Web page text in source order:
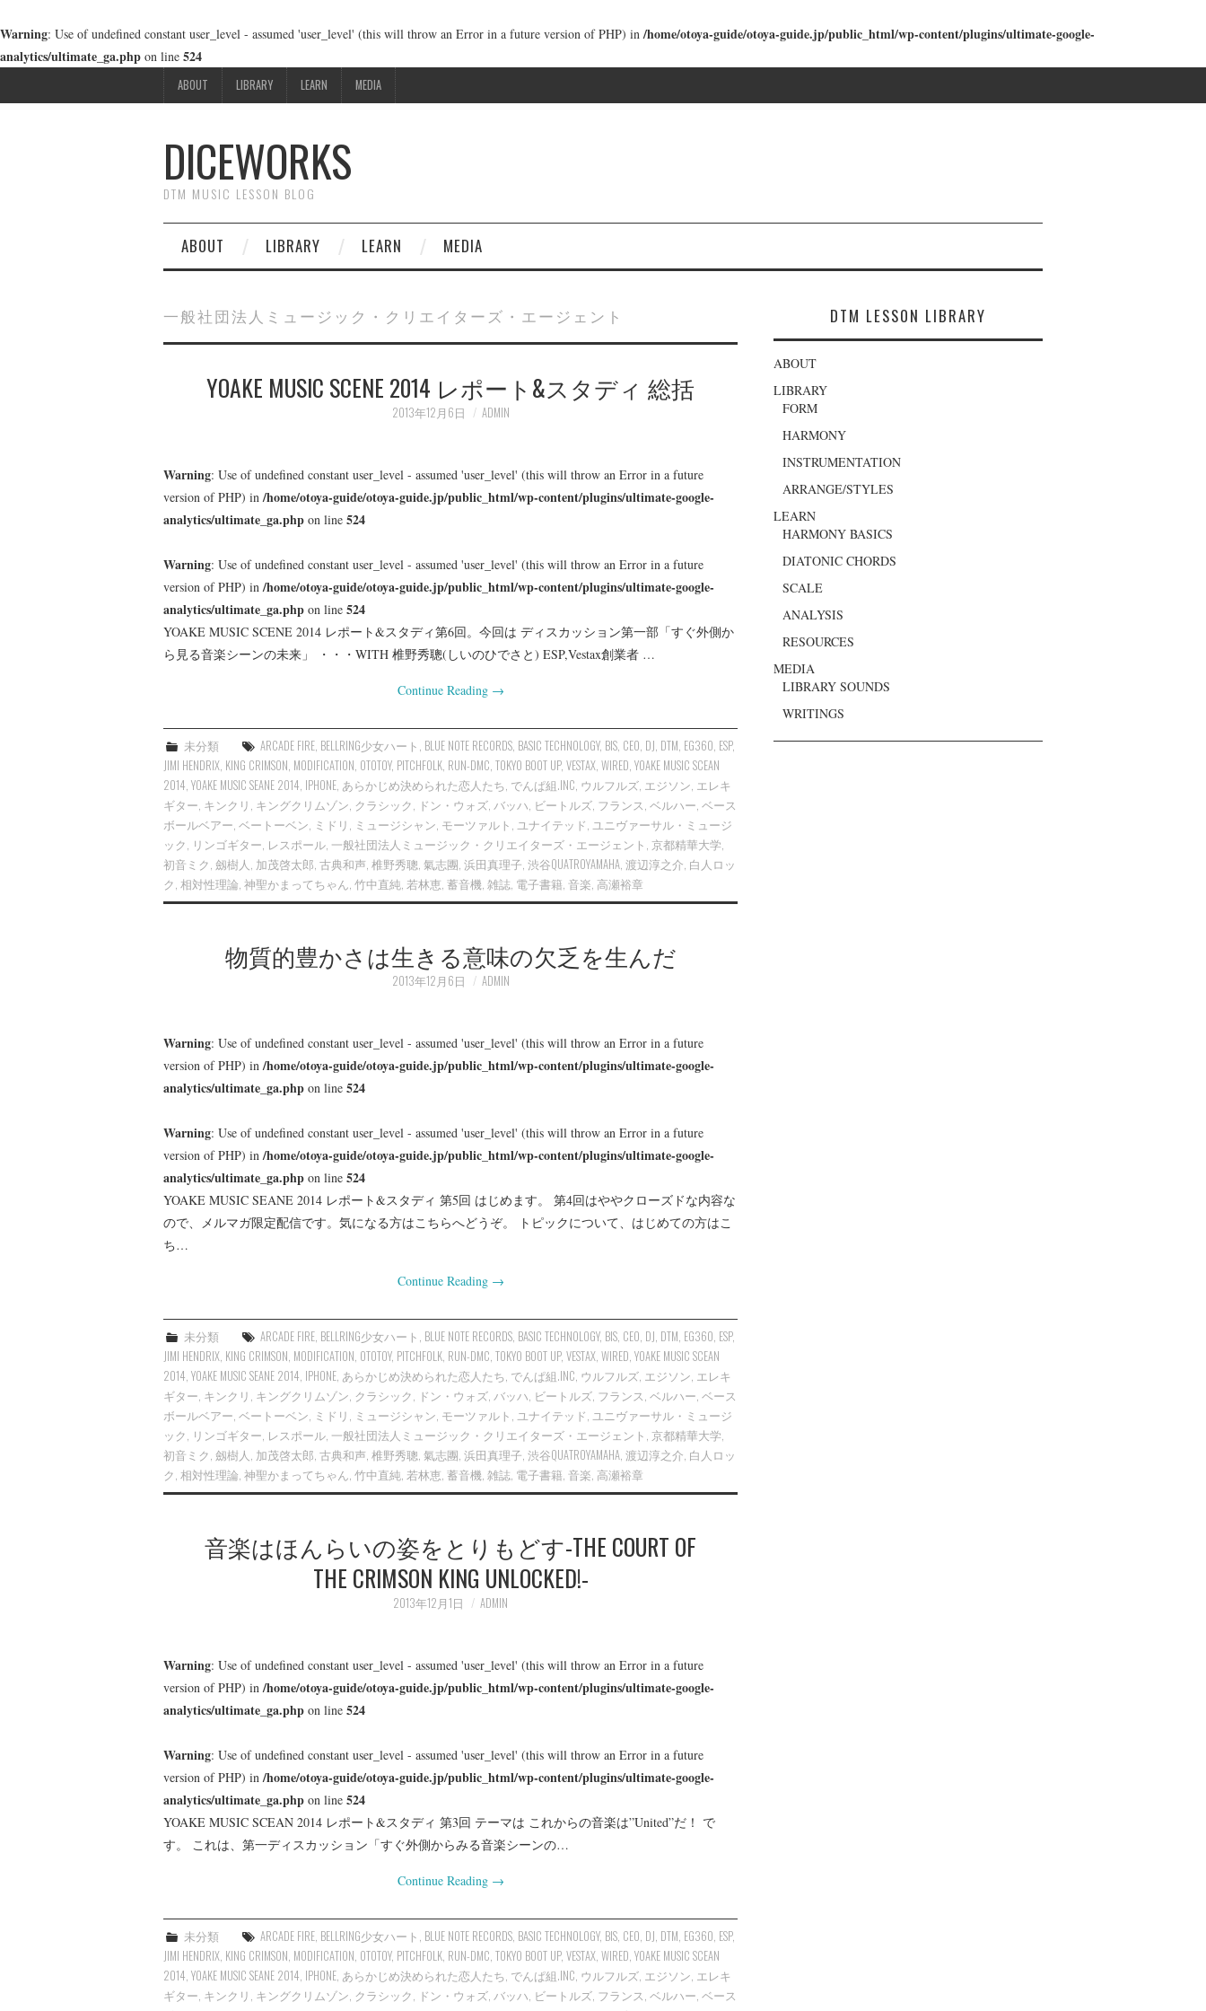
Warning: Use of undefined constant user_level - assumed 'user_level' (this will throw an Error in a future version of PHP) in/home/otoya-guide/otoya-guide.jp/public_html/wp-content/plugins/ultimate-google-
analytics/ultimate_ga.php on line 524
ABOUT LIBRARY LEARN MEDIA
DICEWORKS
DTM MUSIC LESSON BLOG
ABOUT LIBRARY LEARN MEDIA
一般社団法人ミュージック・クリエイターズ・エージェント
YOAKE MUSIC SCENE 2014 レポート&スタディ 総括
2013年12月6日 ADMIN
Warning: Use of undefined constant user_level - assumed 'user_level' (this will throw an Error in a future
version of PHP) in/home/otoya-guide/otoya-guide.jp/public_html/wp-content/plugins/ultimate-google-
analytics/ultimate_ga.php on line 524
Warning: Use of undefined constant user_level - assumed 'user_level' (this will throw an Error in a future
version of PHP) in/home/otoya-guide/otoya-guide.jp/public_html/wp-content/plugins/ultimate-google-
analytics/ultimate_ga.php on line 524
YOAKE MUSIC SCENE 2014 レポート&スタディ第6回。今回は ディスカッション第一部「すぐ外側か
ら見る音楽シーンの未来」 ・・・WITH 椎野秀聰(しいのひでさと) ESP,Vestax創業者 …
Continue Reading →
未分類 ARCADE FIRE, BELLRING少女ハート , BLUE NOTE RECORDS, BASIC TECHNOLOGY, BIS, CEO, DJ, DTM, EG360, ESP,
JIMI HENDRIX, KING CRIMSON, MODIFICATION, OTOTOY, PITCHFOLK, RUN-DMC, TOKYO BOOT UP, VESTAX, WIRED, YOAKE MUSIC SCEAN
2014, YOAKE MUSIC SEANE 2014, IPHONE, あらかじめ決められた恋人たち, でんぱ組.INC, ウルフルズ, エジソン, エレキ
ギター, キンクリ , キングクリムゾン, クラシック, ドン・ウォズ, バッハ, ビートルズ, フランス, ベルハー, ベース
ボールベアー, ベートーベン, ミドリ , ミュージシャン, モーツァルト , ユナイテッド, ユニヴァーサル・ミュージ
ック, リンゴギター, レスポール, 一般社団法人ミュージック・クリエイターズ・エージェント , 京都精華大学,
初音ミク, 劔樹人, 加茂啓太郎, 古典和声, 椎野秀聰, 氣志團, 浜田真理子, 渋谷QUATROYAMAHA, 渡辺淳之介, 白人ロッ
ク, 相対性理論, 神聖かまってちゃん, 竹中直純, 若林恵, 蓄音機, 雑誌, 電子書籍, 音楽, 高瀬裕章
物質的豊かさは生きる意味の欠乏を生んだ
2013年12月6日 ADMIN
Warning: Use of undefined constant user_level - assumed 'user_level' (this will throw an Error in a future
version of PHP) in/home/otoya-guide/otoya-guide.jp/public_html/wp-content/plugins/ultimate-google-
analytics/ultimate_ga.php on line 524
Warning: Use of undefined constant user_level - assumed 'user_level' (this will throw an Error in a future
version of PHP) in/home/otoya-guide/otoya-guide.jp/public_html/wp-content/plugins/ultimate-google-
analytics/ultimate_ga.php on line 524
YOAKE MUSIC SEANE 2014 レポート&スタディ 第5回 はじめます。 第4回はややクローズドな内容な
ので、メルマガ限定配信です。気になる方はこちらへどうぞ。 トピックについて、はじめての方はこ
ち…
Continue Reading →
未分類 ARCADE FIRE, BELLRING少女ハート , BLUE NOTE RECORDS, BASIC TECHNOLOGY, BIS, CEO, DJ, DTM, EG360, ESP,
JIMI HENDRIX, KING CRIMSON, MODIFICATION, OTOTOY, PITCHFOLK, RUN-DMC, TOKYO BOOT UP, VESTAX, WIRED, YOAKE MUSIC SCEAN
2014, YOAKE MUSIC SEANE 2014, IPHONE, あらかじめ決められた恋人たち, でんぱ組.INC, ウルフルズ, エジソン, エレキ
ギター, キンクリ , キングクリムゾン, クラシック, ドン・ウォズ, バッハ, ビートルズ, フランス, ベルハー, ベース
ボールベアー, ベートーベン, ミドリ , ミュージシャン, モーツァルト , ユナイテッド, ユニヴァーサル・ミュージ
ック, リンゴギター, レスポール, 一般社団法人ミュージック・クリエイターズ・エージェント , 京都精華大学,
初音ミク, 劔樹人, 加茂啓太郎, 古典和声, 椎野秀聰, 氣志團, 浜田真理子, 渋谷QUATROYAMAHA, 渡辺淳之介, 白人ロッ
ク, 相対性理論, 神聖かまってちゃん, 竹中直純, 若林恵, 蓄音機, 雑誌, 電子書籍, 音楽, 高瀬裕章
音楽はほんらいの姿をとりもどす-THE COURT OF
THE CRIMSON KING UNLOCKED!-
2013年12月1日 ADMIN
Warning: Use of undefined constant user_level - assumed 'user_level' (this will throw an Error in a future
version of PHP) in/home/otoya-guide/otoya-guide.jp/public_html/wp-content/plugins/ultimate-google-
analytics/ultimate_ga.php on line 524
Warning: Use of undefined constant user_level - assumed 'user_level' (this will throw an Error in a future
version of PHP) in/home/otoya-guide/otoya-guide.jp/public_html/wp-content/plugins/ultimate-google-
analytics/ultimate_ga.php on line 524
YOAKE MUSIC SCEAN 2014 レポート&スタディ 第3回 テーマは これからの音楽は”United”だ！ で
す。 これは、第一ディスカッション「すぐ外側からみる音楽シーンの…
Continue Reading →
未分類 ARCADE FIRE, BELLRING少女ハート , BLUE NOTE RECORDS, BASIC TECHNOLOGY, BIS, CEO, DJ, DTM, EG360, ESP,
JIMI HENDRIX, KING CRIMSON, MODIFICATION, OTOTOY, PITCHFOLK, RUN-DMC, TOKYO BOOT UP, VESTAX, WIRED, YOAKE MUSIC SCEAN
2014, YOAKE MUSIC SEANE 2014, IPHONE, あらかじめ決められた恋人たち, でんぱ組.INC, ウルフルズ, エジソン, エレキ
ギター, キンクリ , キングクリムゾン, クラシック, ドン・ウォズ, バッハ, ビートルズ, フランス, ベルハー, ベース
DTM LESSON LIBRARY
ABOUT
LIBRARY
FORM
HARMONY
INSTRUMENTATION
ARRANGE/STYLES
LEARN
HARMONY BASICS
DIATONIC CHORDS
SCALE
ANALYSIS
RESOURCES
MEDIA
LIBRARY SOUNDS
WRITINGS